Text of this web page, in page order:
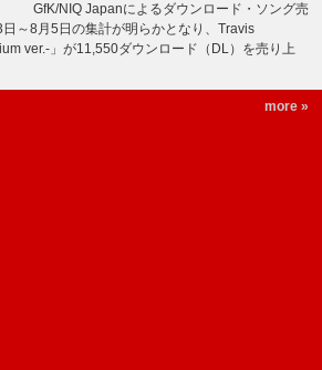
GfK/NIQ Japanによるダウンロード・ソング売
～8月5日の集計が明らかとなり、Travis
ver.-」が11,550ダウンロード（DL）を売り上
more »